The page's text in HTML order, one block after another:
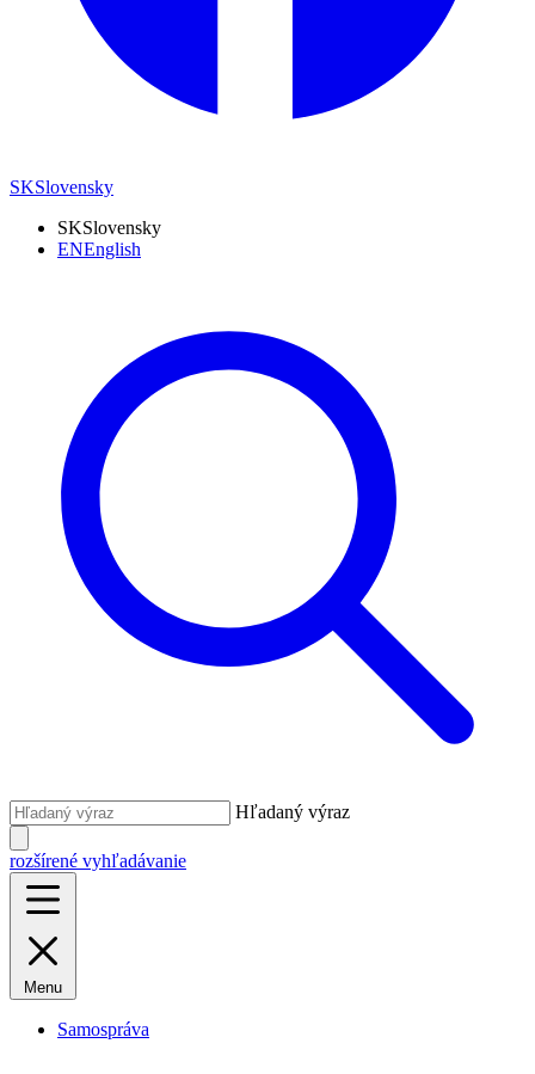
SKSlovensky
SKSlovensky
ENEnglish
Hľadaný výraz
rozšírené vyhľadávanie
Menu
Samospráva